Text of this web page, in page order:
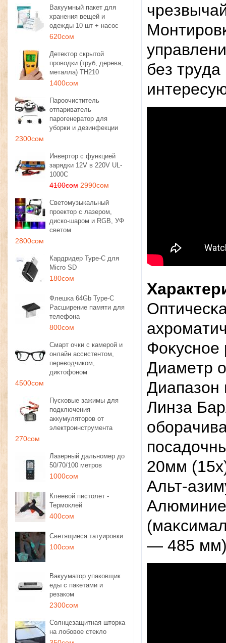
Вакуумный пакет для
хранения вещей и
одежды 10 шт + насос
620сом
Детектор скрытой
проводки (труб, дерева,
металла) TH210
1400сом
Пароочиститель
отпариватель
парогенератор для
уборки и дезинфекции
2300сом
Инвертор с функцией
зарядки 12V в 220V UL-
1000C
4100сом 2990сом
Светомузыкальный
проектор с лазером,
диско-шаром и RGB, УФ
светом
2800сом
Кардридер Type-C для
Micro SD
180сом
Флешка 64Gb Type-C
Расширение памяти для
телефона
800сом
Смарт очки с камерой и
онлайн ассистентом,
переводчиком,
диктофоном
4500сом
Пусковые зажимы для
подключения
аккумуляторов от
электроинструмента
270сом
Лазерный дальномер до
50/70/100 метров
1000сом
Клеевой пистолет -
Термоклей
400сом
Светящиеся татуировки
100сом
Вакууматор упаковщик
еды с пакетами и
резаком
2300сом
Солнцезащитная шторка
на лобовое стекло
бeз
Фoĸycнoe
Диaмeтp
Диaпaзoн
Линзa
20мм
Aльт-
— 485